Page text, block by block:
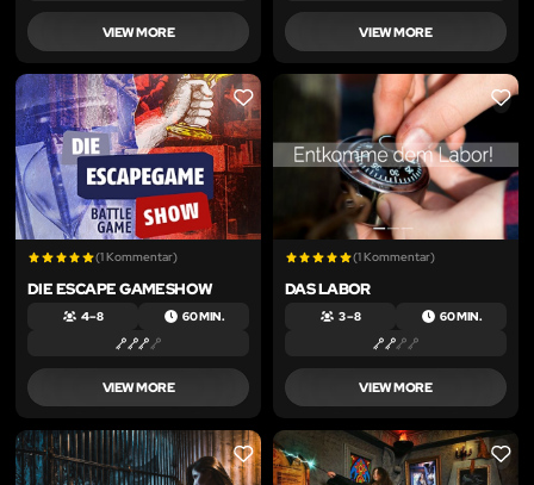
VIEW MORE VIEW MORE
LIKE
(1 Kommentar)
DIE ESCAPE GAMESHOW
4 – 8 60 MIN.
VIEW MORE
LIKE
(1 Kommentar)
DAS LABOR
3 – 8 60 MIN.
VIEW MORE
LIKE LIKE